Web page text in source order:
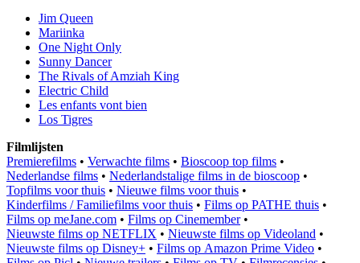
Jim Queen
Mariinka
One Night Only
Sunny Dancer
The Rivals of Amziah King
Electric Child
Les enfants vont bien
Los Tigres
Filmlijsten
Premierefilms • Verwachte films • Bioscoop top films •
Nederlandse films • Nederlandstalige films in de bioscoop •
Topfilms voor thuis • Nieuwe films voor thuis •
Kinderfilms / Familiefilms voor thuis • Films op PATHE thuis •
Films op meJane.com • Films op Cinemember•
Nieuwste films op NETFLIX • Nieuwste films op Videoland •
Nieuwste films op Disney+ • Films op Amazon Prime Video •